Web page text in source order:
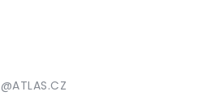
@ATLAS.CZ